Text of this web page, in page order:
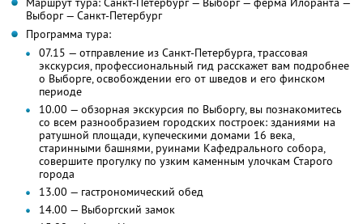
Выборг — Санкт-Петербург
Программа тура:
07.15 — отправление из Санкт-Петербурга, трассовая
экскурсия, профессиональный гид расскажет вам подробнее
о Выборге, освобождении его от шведов и его финском
периоде
10.00 — обзорная экскурсия по Выборгу, вы познакомитесь
со всем разнообразием городских построек: зданиями на
ратушной площади, купеческими домами 16 века,
старинными башнями, руинами Кафедрального собора,
совершите прогулку по узким каменным улочкам Старого
города
13.00 — гастрономический обед
14.00 — Выборгский замок